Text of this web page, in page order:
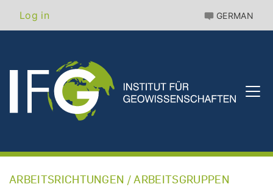
Benutzermenü
Log in GERMAN
ARBEITSRICHTUNGEN / ARBEITSGRUPPEN